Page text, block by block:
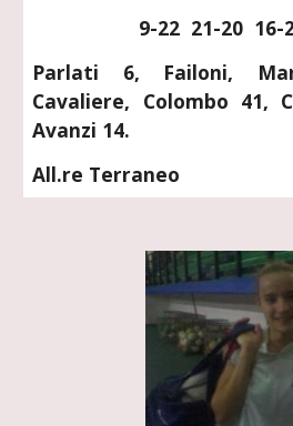
9-22  21-20
Parlati 6, Failoni,
Cavaliere, Colombo 41,
Avanzi 14.
All.re Terraneo